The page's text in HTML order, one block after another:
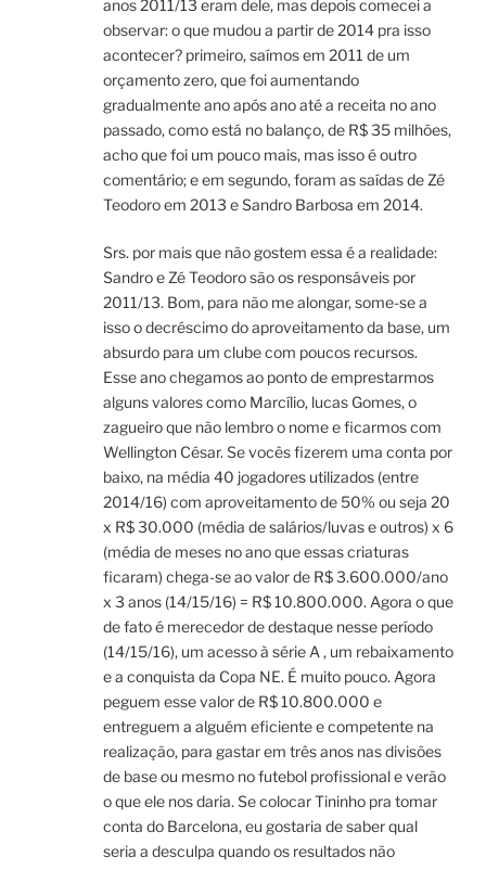
anos 2011/13 eram dele, mas depois comecei a
observar: o que mudou a partir de 2014 pra isso
acontecer? primeiro, saímos em 2011 de um
orçamento zero, que foi aumentando
gradualmente ano após ano até a receita no ano
passado, como está no balanço, de R$ 35 milhões,
acho que foi um pouco mais, mas isso é outro
comentário; e em segundo, foram as saídas de Zé
Teodoro em 2013 e Sandro Barbosa em 2014.
Srs. por mais que não gostem essa é a realidade:
Sandro e Zé Teodoro são os responsáveis por
2011/13. Bom, para não me alongar, some-se a
isso o decréscimo do aproveitamento da base, um
absurdo para um clube com poucos recursos.
Esse ano chegamos ao ponto de emprestarmos
alguns valores como Marcílio, lucas Gomes, o
zagueiro que não lembro o nome e ficarmos com
Wellington César. Se vocês fizerem uma conta por
baixo, na média 40 jogadores utilizados (entre
2014/16) com aproveitamento de 50% ou seja 20
x R$ 30.000 (média de salários/luvas e outros) x 6
(média de meses no ano que essas criaturas
ficaram) chega-se ao valor de R$ 3.600.000/ano
x 3 anos (14/15/16) = R$ 10.800.000. Agora o que
de fato é merecedor de destaque nesse período
(14/15/16), um acesso à série A , um rebaixamento
e a conquista da Copa NE. É muito pouco. Agora
peguem esse valor de R$ 10.800.000 e
entreguem a alguém eficiente e competente na
realização, para gastar em três anos nas divisões
de base ou mesmo no futebol profissional e verão
o que ele nos daria. Se colocar Tininho pra tomar
conta do Barcelona, eu gostaria de saber qual
seria a desculpa quando os resultados não